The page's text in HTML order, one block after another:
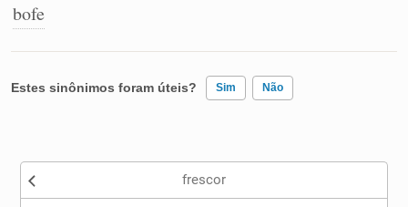
bofe
Estes sinônimos foram úteis? Sim Não
Nenhum dos sinônimos apresentados me ajudou
frescor